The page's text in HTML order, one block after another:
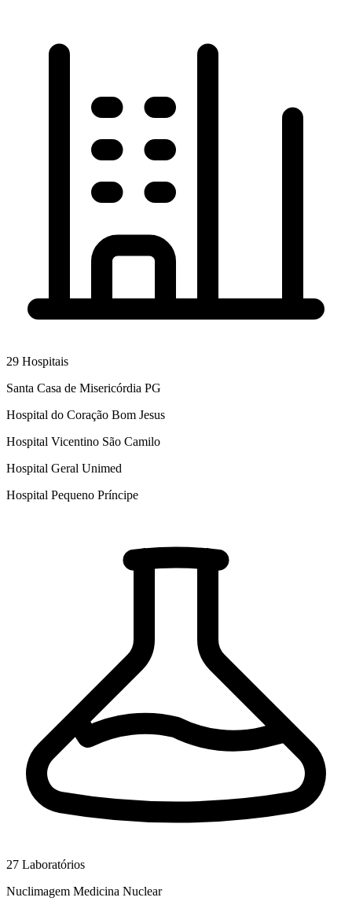
29 Hospitais
Santa Casa de Misericórdia PG
Hospital do Coração Bom Jesus
Hospital Vicentino São Camilo
Hospital Geral Unimed
Hospital Pequeno Príncipe
27 Laboratórios
Nuclimagem Medicina Nuclear